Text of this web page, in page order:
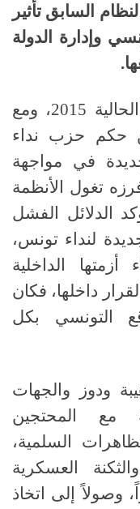
السابق تأثير
وإدارة الدولة
.
، ومع
حكم حزب نداء
في مواجهة
تغول الأنظمة
الدلائل الفشل
لنداء تونس،
الداخلية
داخلها، فكان
التونسي بكل
ودوز والجهات
مع المحتجين
السلمية،
العسكرية
إلى اتخاذ